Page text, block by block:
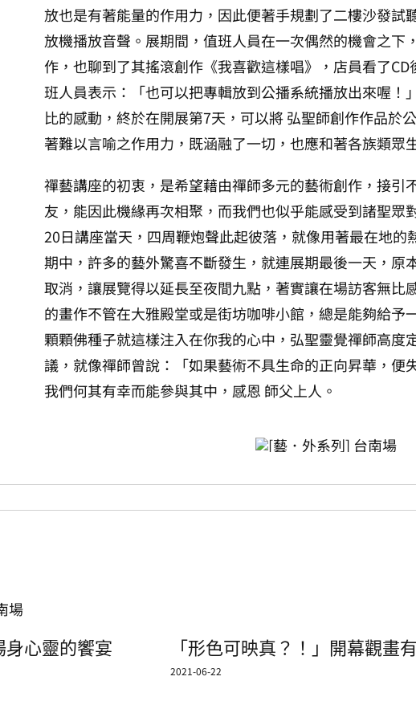
放也是有著能量的作用力，因此便著手規劃了二樓沙發試
放機播放音聲。展期間，值班人員在一次偶然的機會之下
作，也聊到了其搖滾創作《我喜歡這樣唱》，店員看了
班人員表示：「也可以把專輯放到公播系統播放出來喔！
比的感動，終於在開展第7天，可以將 弘聖師創作作品於
著難以言喻之作用力，既涵融了一切，也應和著各族類眾
禪藝講座的初衷，是希望藉由禪師多元的藝術創作，接引
友，能因此機緣再次相聚，而我們也似乎能感受到諸聖眾
20日講座當天，四周鞭炮聲此起彼落，就像用著最在地的
期中，許多的藝外驚喜不斷發生，就連展期最後一天，原
取消，讓展覽得以延長至夜間九點，著實讓在場訪客無比
的畫作不管在大雅殿堂或是街坊咖啡小館，總是能夠給予
顆顆佛種子就這樣注入在你我的心中，弘聖靈覺禪師高度
議，就像禪師曾說：「如果藝術不具生命的正向昇華，便
我們何其有幸而能參與其中，感恩 師父上人。
身心靈的饗宴 「形色可映真？！」開幕觀畫
2021-06-22